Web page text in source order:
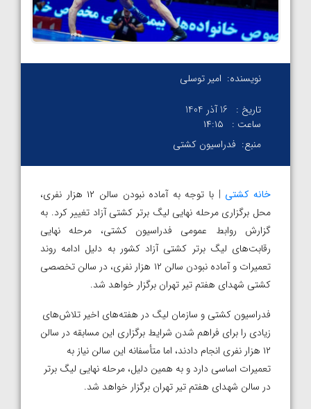
نویسنده: امیر توسلی
تاریخ :
16 آذر 1404
ساعت :
۱۴:۱۵
منبع: فدراسیون کشتی
خانه کشتی
| با توجه به آماده نبودن سالن ۱۲ هزار نفری،
محل برگزاری مرحله نهایی لیگ برتر کشتی آزاد تغییر کرد. به
گزارش روابط عمومی فدراسیون کشتی، مرحله نهایی
رقابت‌های لیگ برتر کشتی آزاد کشور به دلیل ادامه روند
تعمیرات و آماده نبودن سالن ۱۲ هزار نفری، در سالن تخصصی
کشتی شهدای هفتم تیر تهران برگزار خواهد شد.
فدراسیون کشتی و سازمان لیگ در هفته‌های اخیر تلاش‌های
زیادی را برای فراهم شدن شرایط برگزاری این مسابقه در سالن
۱۲ هزار نفری انجام دادند، اما متأسفانه این سالن نیاز به
تعمیرات اساسی دارد و به همین دلیل، مرحله نهایی لیگ برتر
در سالن شهدای هفتم تیر تهران برگزار خواهد شد.